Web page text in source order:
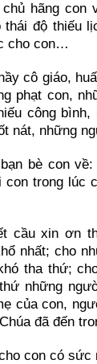
hãng con
độ thiếu
cho con…
cô giáo,
phạt con,
công
nát, những
bè con
trong lúc
cầu xin ơn
nhất; cho
tha thứ;
những
của con,
đã đến
con có